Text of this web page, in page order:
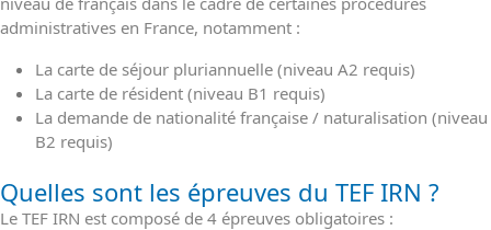
administratives en France, notamment :
La carte de séjour pluriannuelle (niveau A2 requis)
La carte de résident (niveau B1 requis)
La demande de nationalité française / naturalisation (niveau
B2 requis)
Quelles sont les épreuves du TEF IRN ?
Le TEF IRN est composé de 4 épreuves obligatoires :